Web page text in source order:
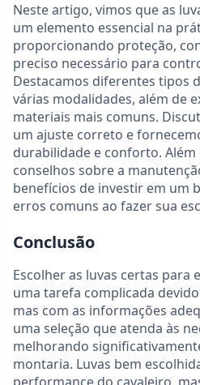
Neste artigo, vimos que as
um elemento essencial na
proporcionando proteção,
preciso necessário para
Destacamos diferentes tipos
várias modalidades, além de
materiais mais comuns.
um ajuste correto e
durabilidade e conforto.
conselhos sobre a
benefícios de investir em um
erros comuns ao fazer sua
Conclusão
Escolher as luvas certas para
uma tarefa complicada
mas com as informações
uma seleção que atenda às
melhorando
montaria. Luvas bem